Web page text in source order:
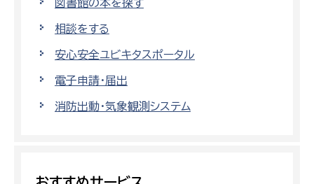
図書館の本を探す
相談をする
安心安全ユビキタスポータル
電子申請・届出
消防出動・気象観測システム